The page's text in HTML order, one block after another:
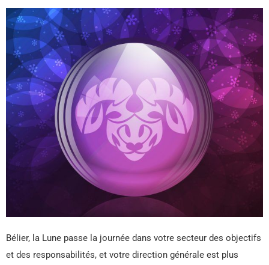
Bélier, la Lune passe la journée dans votre secteur des objectifs
et des responsabilités, et votre direction générale est plus